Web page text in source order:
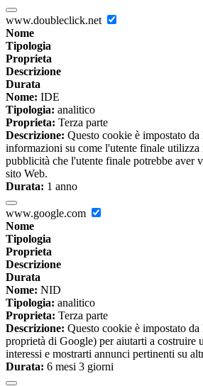
www.doubleclick.net
Nome
Tipologia
Proprieta
Descrizione
Durata
Nome: IDE
Tipologia: analitico
Proprieta: Terza parte
Descrizione: Questo cookie è impostato
informazioni su come l'utente finale utilizza
pubblicità che l'utente finale potrebbe aver
sito Web.
Durata: 1 anno
www.google.com
Nome
Tipologia
Proprieta
Descrizione
Durata
Nome: NID
Tipologia: analitico
Proprieta: Terza parte
Descrizione: Questo cookie è impostato
proprietà di Google) per aiutarti a costruire
interessi e mostrarti annunci pertinenti su
Durata: 6 mesi 3 giorni